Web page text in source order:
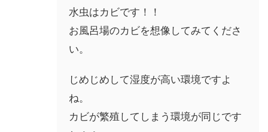
水虫はカビです！！
お風呂場のカビを想像してみてくださ
い。
じめじめして湿度が高い環境ですよ
ね。
カビが繁殖してしまう環境が同じです